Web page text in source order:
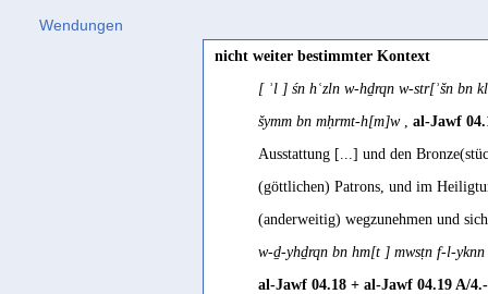
al-Jawf 04.18 + al-Jawf 04.19 A/1
Wendungen
nicht weiter bestimmter Kontext
[ ʾl ] śn hʿzln w-hḏrqn w-str[ʾšn bn
šymm bn mḥrmt-h[m]w , al-Jawf
Ausstattung [...] und den
(göttlichen) Patrons, und im
(anderweitig) wegzunehmen und
w-ḏ-yhḏrqn bn hm[t ] mwsṭn f-l-yknn
al-Jawf 04.18 + al-Jawf 04.19 A/